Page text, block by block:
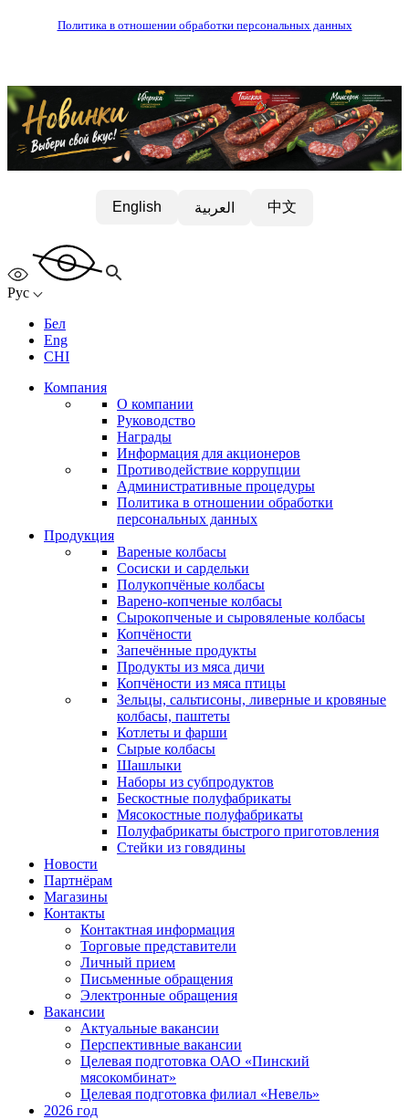
Политика в отношении обработки персональных данных
English العربية 中文
Рус
Бел
Eng
CHI
Компания
О компании
Руководство
Награды
Информация для акционеров
Противодействие коррупции
Административные процедуры
Политика в отношении обработки
персональных данных
Продукция
Вареные колбасы
Сосиски и сардельки
Полукопчёные колбасы
Варено-копченые колбасы
Сырокопченые и сыровяленые колбасы
Копчёности
Запечённые продукты
Продукты из мяса дичи
Копчёности из мяса птицы
Зельцы, сальтисоны, ливерные и кровяные
колбасы, паштеты
Котлеты и фарши
Сырые колбасы
Шашлыки
Наборы из субпродуктов
Бескостные полуфабрикаты
Мясокостные полуфабрикаты
Полуфабрикаты быстрого приготовления
Стейки из говядины
Новости
Партнёрам
Магазины
Контакты
Контактная информация
Торговые представители
Личный прием
Письменные обращения
Электронные обращения
Вакансии
Актуальные вакансии
Перспективные вакансии
Целевая подготовка ОАО «Пинский
мясокомбинат»
Целевая подготовка филиал «Невель»
2026 год